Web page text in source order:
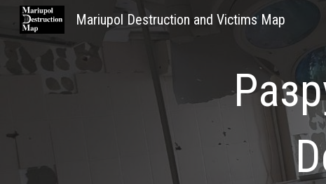
Mariupol Destruction and Victims Map